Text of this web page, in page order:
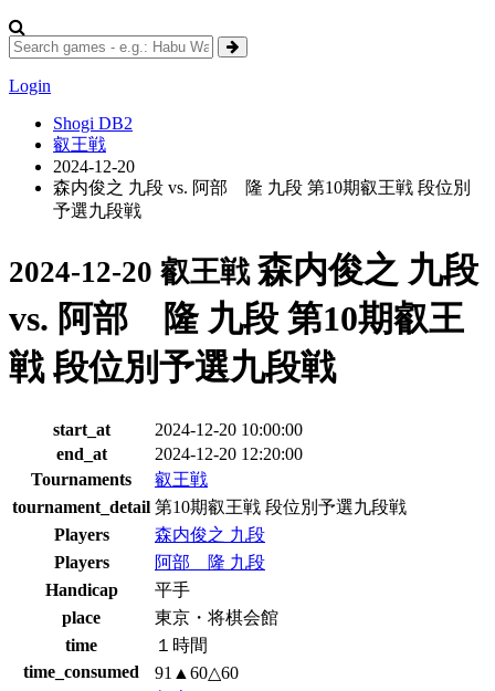
Login
Shogi DB2
叡王戦
2024-12-20
森内俊之 九段 vs. 阿部 隆 九段 第10期叡王戦 段位別
予選九段戦
2024-12-20 叡王戦 森内俊之 九段
vs. 阿部 隆 九段 第10期叡王
戦 段位別予選九段戦
start_at
2024-12-20 10:00:00
end_at
2024-12-20 12:20:00
Tournaments
叡王戦
tournament_detail 第10期叡王戦 段位別予選九段戦
Players
森内俊之 九段
Players
阿部 隆 九段
Handicap
平手
place
東京・将棋会館
time
１時間
time_consumed
91▲60△60